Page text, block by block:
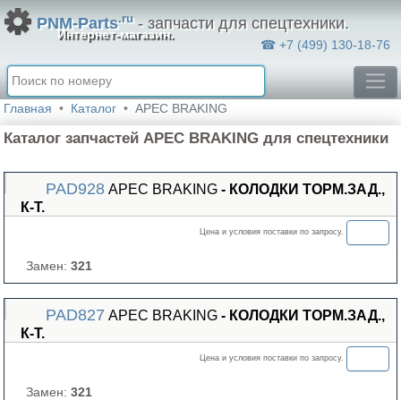
PNM-Parts.ru- запчасти для спецтехники.
Интернет-магазин.
☎ +7 (499) 130-18-76
Главная Каталог APEC BRAKING
Каталог запчастей APEC BRAKING для спецтехники
PAD928 APEC BRAKING - КОЛОДКИ ТОРМ.ЗАД.,
К-Т.
Цена и условия поставки по запросу.
Замен: 321
PAD827 APEC BRAKING - КОЛОДКИ ТОРМ.ЗАД.,
К-Т.
Цена и условия поставки по запросу.
Замен: 321